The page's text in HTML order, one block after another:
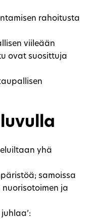
rahoitusta
viileään
ovat suosittuja
yhä
samoissa
ja